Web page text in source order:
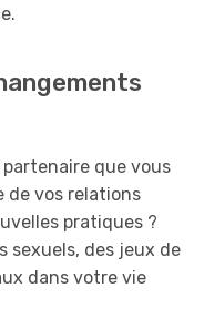
que vous
de vos relations
pratiques ?
sexuels, des jeux de
dans votre vie